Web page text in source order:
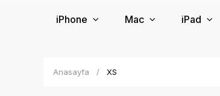
iPhone Mac iPad
Anasayfa XS